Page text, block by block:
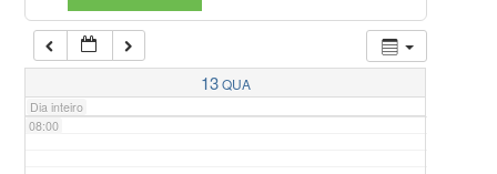
13QUA
Dia inteiro
07:00
08:00